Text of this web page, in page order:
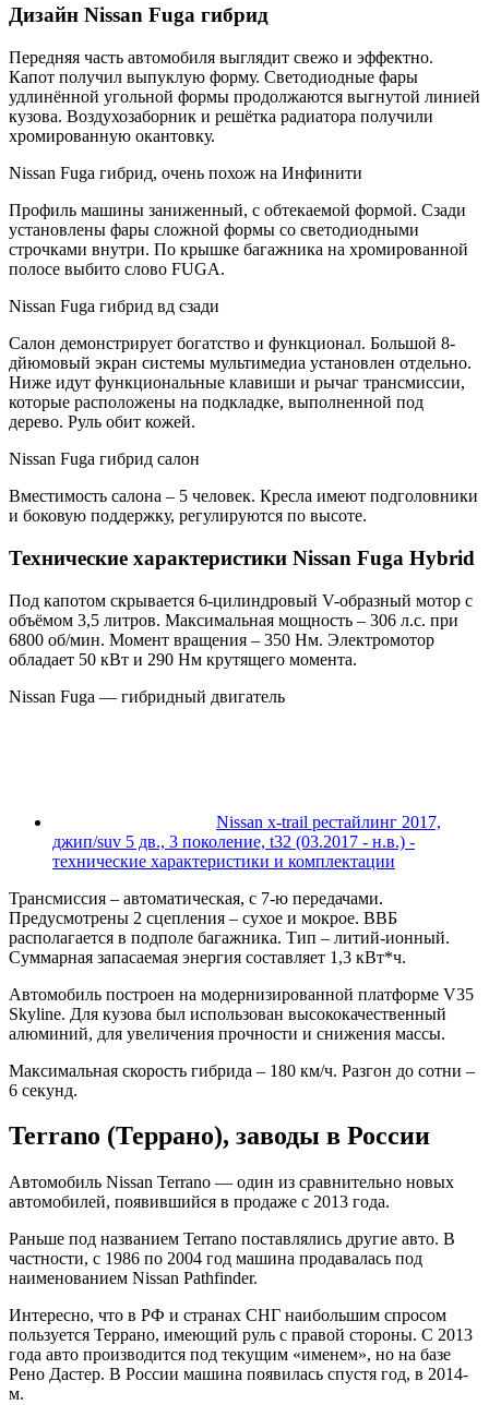
Дизайн Nissan Fuga гибрид
Передняя часть автомобиля выглядит свежо и эффектно.
Капот получил выпуклую форму. Светодиодные фары
удлинённой угольной формы продолжаются выгнутой линией
кузова. Воздухозаборник и решётка радиатора получили
хромированную окантовку.
Nissan Fuga гибрид, очень похож на Инфинити
Профиль машины заниженный, с обтекаемой формой. Сзади
установлены фары сложной формы со светодиодными
строчками внутри. По крышке багажника на хромированной
полосе выбито слово FUGA.
Nissan Fuga гибрид вд сзади
Салон демонстрирует богатство и функционал. Большой 8-
дйюмовый экран системы мультимедиа установлен отдельно.
Ниже идут функциональные клавиши и рычаг трансмиссии,
которые расположены на подкладке, выполненной под
дерево. Руль обит кожей.
Nissan Fuga гибрид салон
Вместимость салона – 5 человек. Кресла имеют подголовники
и боковую поддержку, регулируются по высоте.
Технические характеристики Nissan Fuga Hybrid
Под капотом скрывается 6-цилиндровый V-образный мотор с
объёмом 3,5 литров. Максимальная мощность – 306 л.с. при
6800 об/мин. Момент вращения – 350 Нм. Электромотор
обладает 50 кВт и 290 Нм крутящего момента.
Nissan Fuga — гибридный двигатель
Nissan x-trail рестайлинг 2017,
джип/suv 5 дв., 3 поколение, t32 (03.2017 - н.в.) -
технические характеристики и комплектации
Трансмиссия – автоматическая, с 7-ю передачами.
Предусмотрены 2 сцепления – сухое и мокрое. ВВБ
располагается в подполе багажника. Тип – литий-ионный.
Суммарная запасаемая энергия составляет 1,3 кВт*ч.
Автомобиль построен на модернизированной платформе V35
Skyline. Для кузова был использован высококачественный
алюминий, для увеличения прочности и снижения массы.
Максимальная скорость гибрида – 180 км/ч. Разгон до сотни –
6 секунд.
Terrano (Террано), заводы в России
Автомобиль Nissan Terrano — один из сравнительно новых
автомобилей, появившийся в продаже с 2013 года.
Раньше под названием Terrano поставлялись другие авто. В
частности, с 1986 по 2004 год машина продавалась под
наименованием Nissan Pathfinder.
Интересно, что в РФ и странах СНГ наибольшим спросом
пользуется Террано, имеющий руль с правой стороны. С 2013
года авто производится под текущим «именем», но на базе
Рено Дастер. В России машина появилась спустя год, в 2014-
м.